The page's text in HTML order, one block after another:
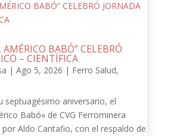
BABÓ” CELEBRÓ
– CIENTÍFICA
| Ago 5, 2026 | Ferro Salud,
septuagésimo aniversario, el
Babó» de CVG Ferrominera
Aldo Cantafio, con el respaldo de